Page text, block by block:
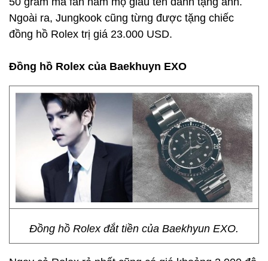
Ngoài ra, Jungkook cũng từng được tặng chiếc
đồng hồ Rolex trị giá 23.000 USD.
Đồng hồ Rolex của Baekhuyn EXO
Đồng hồ Rolex đắt tiền của Baekhyun EXO.